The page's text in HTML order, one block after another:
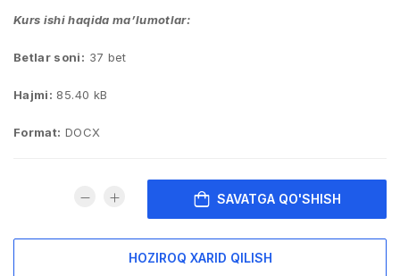
Kurs ishi haqida ma’lumotlar:
Betlar soni: 37 bet
Hajmi: 85.40 kB
Format: DOCX
SAVATGA QO'SHISH
HOZIROQ XARID QILISH